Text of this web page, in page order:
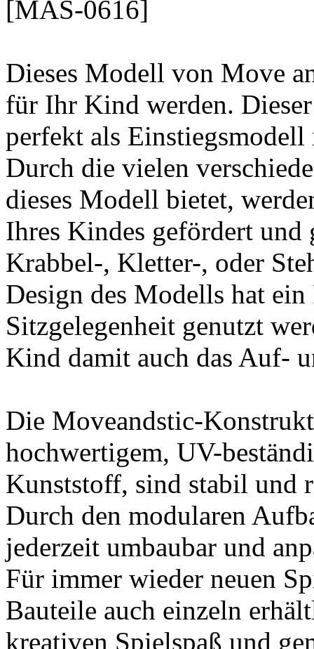
[MAS-0616]
Dieses Modell von Move
für Ihr Kind werden.
perfekt als
Durch die vielen
dieses Modell bietet,
Ihres Kindes gefördert
Krabbel-, Kletter-, oder
Design des Modells hat ein
Sitzgelegenheit genutzt
Kind damit auch das Auf-
Die Moveandstic-
hochwertigem, UV-
Kunststoff, sind stabil und
Durch den modularen
jederzeit umbaubar und
Für immer wieder neuen
Bauteile auch einzeln
kreativen Spielspaß und